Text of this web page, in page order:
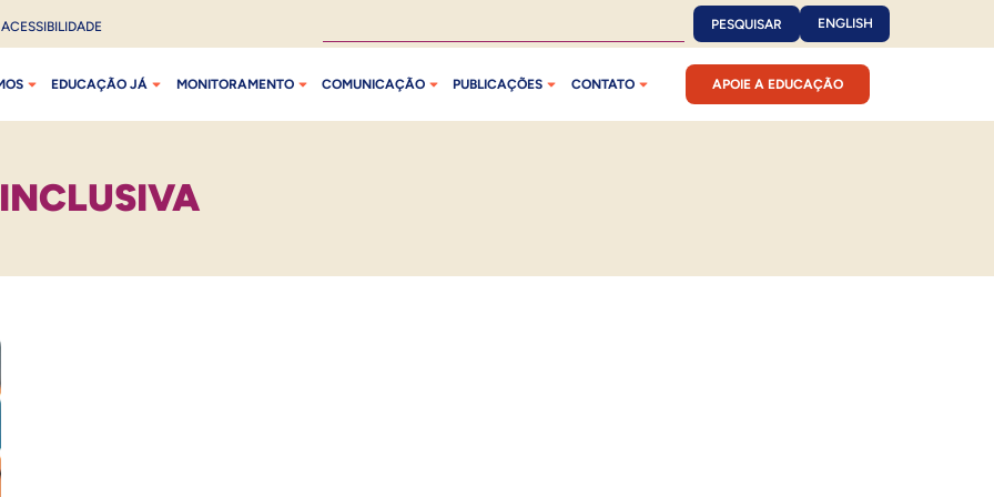
ACESSIBILIDADE PESQUISAR ENGLISH
EDUCAÇÃO JÁ MONITORAMENTO COMUNICAÇÃO PUBLICAÇÕES CONTATO APOIE A EDUCAÇÃO